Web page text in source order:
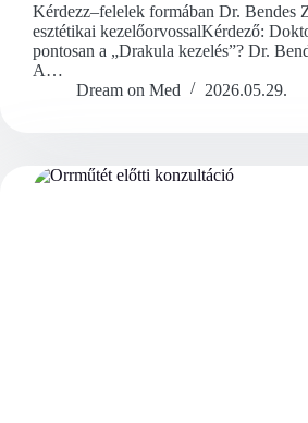
Kérdezz–felelek formában Dr. Bendes
esztétikai kezelőorvossalKérdező:
pontosan a „Drakula kezelés”? Dr.
A…
Dream on Med
2026.05.29.